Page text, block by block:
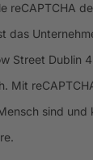
reCAPTCHA
das
Street Dublin
Mit
sind und